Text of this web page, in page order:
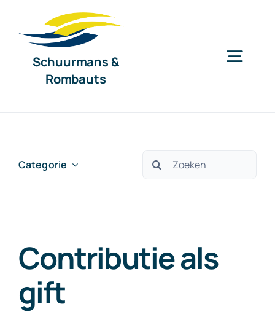
naar
Schuurmans &
Rombauts
Nieuws
Categorie
Zoeken
Contributie als
gift